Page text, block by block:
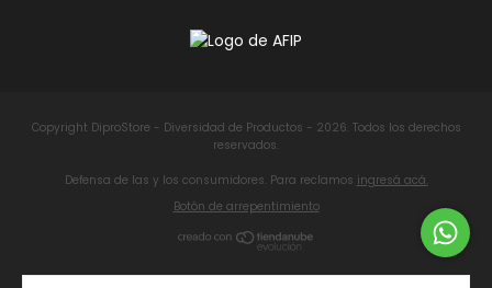
Copyright DiproStore - Diversidad de Productos - 2026. Todos los derechos
reservados.
Defensa de las y los consumidores. Para reclamos ingresá acá.
Botón de arrepentimiento